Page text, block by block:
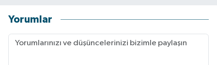
Yorumlar